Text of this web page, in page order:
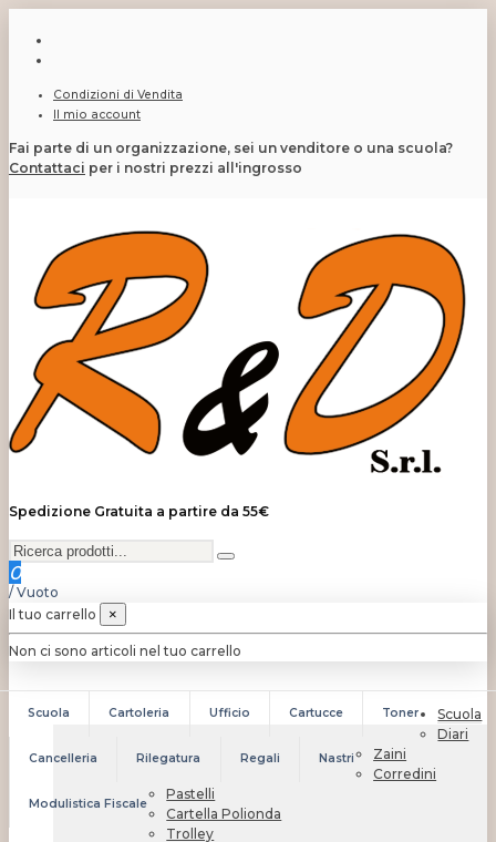
Condizioni di Vendita
Il mio account
Fai parte di un organizzazione, sei un venditore o una scuola?
Contattaci per i nostri prezzi all'ingrosso
Spedizione Gratuita a partire da 55€
0
/ Vuoto
Il tuo carrello
×
Non ci sono articoli nel tuo carrello
Scuola Cartoleria Ufficio Cartucce Toner
Cancelleria Rilegatura Regali Nastri
Modulistica Fiscale
Scuola
Diari
Zaini
Corredini
Pastelli
Cartella Polionda
Trolley